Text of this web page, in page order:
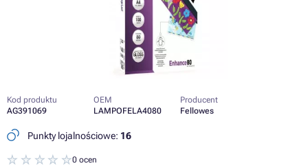
Kod produktu
AG391069
OEM
LAMPOFELA4080
Producent
Fellowes
Punkty lojalnościowe: 16
0 ocen